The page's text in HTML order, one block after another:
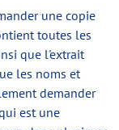
une copie
toutes les
que l'extrait
les noms et
demander
est une